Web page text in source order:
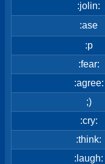
:jolin:
:ase
:p
:fear:
:agree:
;)
:cry:
:think:
:laugh: